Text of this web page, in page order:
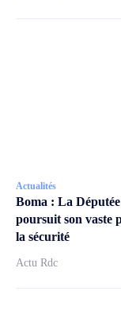
Actualités
Boma : La
poursuit son vaste
la sécurité
Actu Rdc